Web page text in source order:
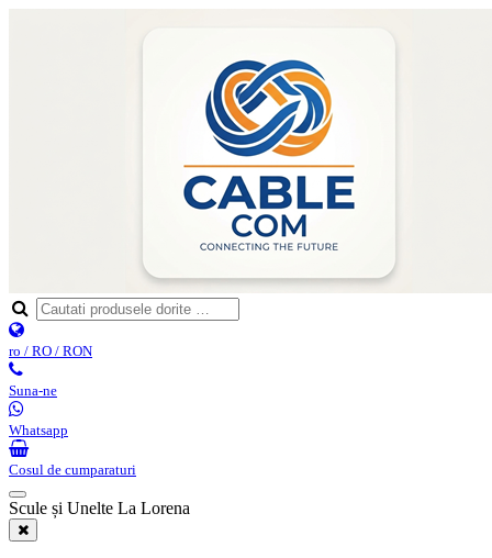
ro / RO / RON
Suna-ne
Whatsapp
Cosul de cumparaturi
Scule și Unelte La Lorena